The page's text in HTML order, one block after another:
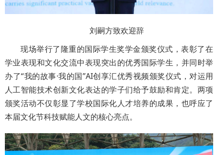
刘嗣方致欢迎辞
现场举行了隆重的国际学生奖学金颁奖仪式，表彰了在
学业表现和文化交流中表现突出的优秀国际学生，并同时举
办了“我的故事·我的国”AI创享汇优秀视频颁奖仪式，对运用
人工智能技术创新文化表达的学子们给予鼓励和肯定。两项
颁奖活动不仅彰显了学校国际化人才培养的成果，也呼应了
本届文化节科技赋能人文的核心亮点。